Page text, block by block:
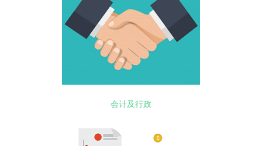
会计及行政